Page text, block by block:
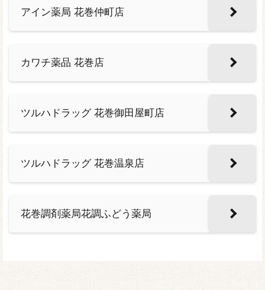
アイン薬局 花巻仲町店
カワチ薬品 花巻店
ツルハドラッグ 花巻御田屋町店
ツルハドラッグ 花巻温泉店
花巻調剤薬局花調ふどう薬局